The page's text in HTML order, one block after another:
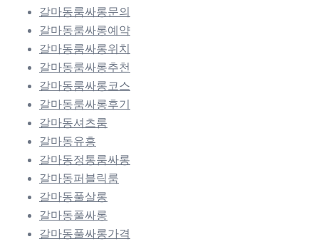
갈마동룸싸롱문의
갈마동룸싸롱예약
갈마동룸싸롱위치
갈마동룸싸롱추천
갈마동룸싸롱코스
갈마동룸싸롱후기
갈마동셔츠룸
갈마동유흥
갈마동정통룸싸롱
갈마동퍼블릭룸
갈마동풀살롱
갈마동풀싸롱
갈마동풀싸롱가격